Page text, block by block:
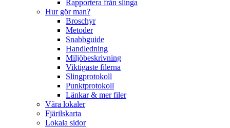
Rapportera från slinga
Hur gör man?
Broschyr
Metoder
Snabbguide
Handledning
Miljöbeskrivning
Viktigaste filerna
Slingprotokoll
Punktprotokoll
Länkar & mer filer
Våra lokaler
Fjärilskarta
Lokala sidor